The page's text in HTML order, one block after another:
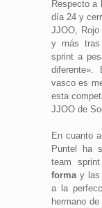
Respecto a
día 24 y
JJOO,
y más tras
sprint a
diferente».
vasco es
esta
JJOO de
En cuanto
Puntel ha
team
forma y las
a la
hermano